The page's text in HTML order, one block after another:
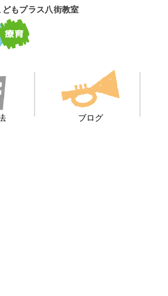
もプラス八街教室
ブログ